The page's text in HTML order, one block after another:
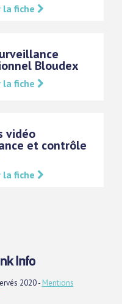
la fiche
Bloudex
la fiche
vidéo
et contrôle
la fiche
2020 - Mentions